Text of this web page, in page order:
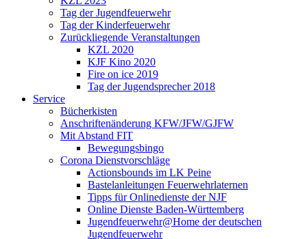
Tag der Jugendfeuerwehr
Tag der Kinderfeuerwehr
Zurückliegende Veranstaltungen
KZL 2020
KJF Kino 2020
Fire on ice 2019
Tag der Jugendsprecher 2018
Service
Bücherkisten
Anschriftenänderung KFW/JFW/GJFW
Mit Abstand FIT
Bewegungsbingo
Corona Dienstvorschläge
Actionsbounds im LK Peine
Bastelanleitungen Feuerwehrlaternen
Tipps für Onlinedienste der NJF
Online Dienste Baden-Württemberg
Jugendfeuerwehr@Home der deutschen
Jugendfeuerwehr